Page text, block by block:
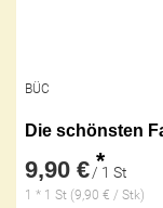
BÜC
Die schönsten
9,90 € *
/ 1 St
1 * 1 St (9,90 € / Stk)